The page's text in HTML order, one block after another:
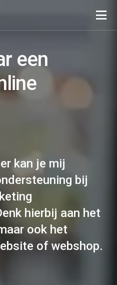
een
kan je mij
bij
hierbij aan het
ook het
of webshop.